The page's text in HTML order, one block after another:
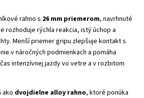
rahno s 26 mm priemerom, navrhnuté
rozhoduje rýchla reakcia, istý úchop a
Menší priemer gripu zlepšuje kontakt s
v náročných podmienkach a pomáha
intenzívnej jazdy vo vetre a v rozbitom
ako dvojdielne alloy rahno, ktoré ponúka